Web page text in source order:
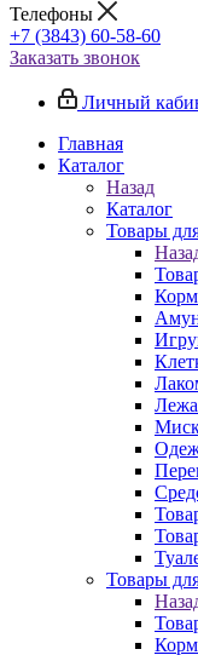
Телефоны
+7 (3843) 60-58-60
Заказать звонок
Личный
Главная
Каталог
Назад
Каталог
Товары
Корм
Товары